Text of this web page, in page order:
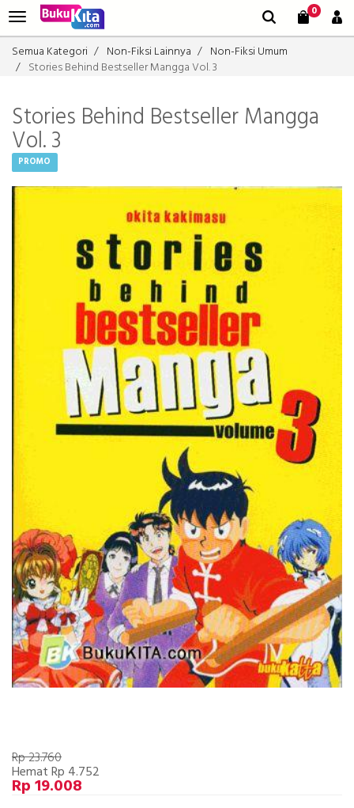
0
Semua Kategori Non-Fiksi Lainnya
Non-Fiksi Umum
Stories Behind Bestseller Mangga Vol. 3
Stories Behind Bestseller Mangga
Vol. 3
PROMO
Rp 23.760
Hemat Rp 4.752
Rp 19.008